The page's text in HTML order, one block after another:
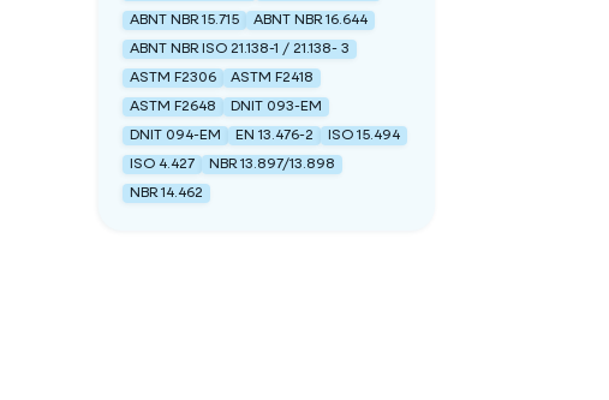
ABNT NBR 15.715
ABNT NBR 16.644
ABNT NBR ISO 21.138-1 / 21.138- 3
ASTM F2306
ASTM F2418
ASTM F2648
DNIT 093-EM
DNIT 094-EM
EN 13.476-2
ISO 15.494
ISO 4.427
NBR 13.897/13.898
NBR 14.462